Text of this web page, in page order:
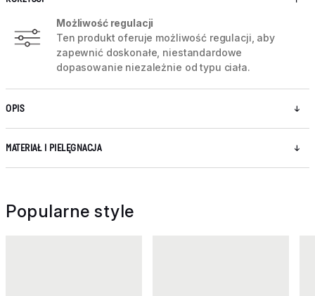
Możliwość regulacji
Ten produkt oferuje możliwość regulacji, aby
zapewnić doskonałe, niestandardowe
dopasowanie niezależnie od typu ciała.
OPIS
MATERIAŁ I PIELĘGNACJA
Popularne style